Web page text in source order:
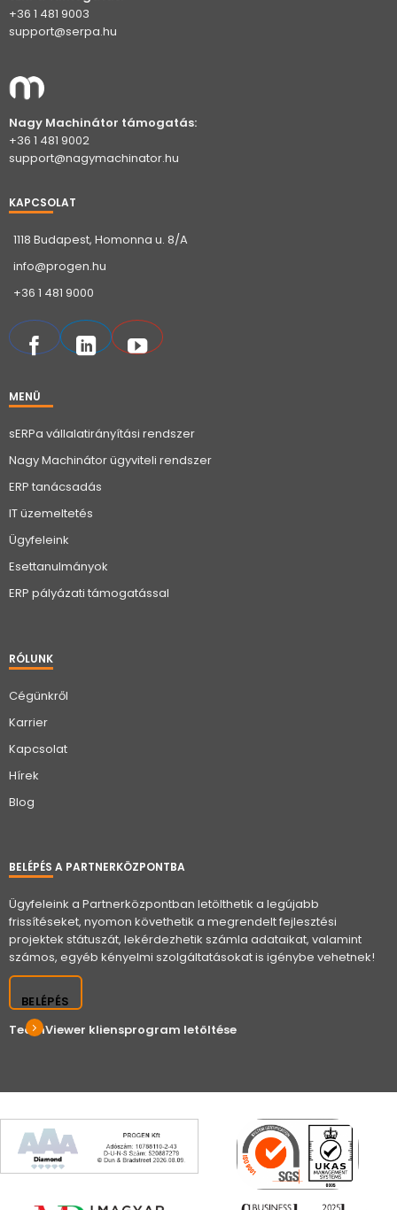
+36 1 481 9003
support@serpa.hu
Nagy Machinátor támogatás:
+36 1 481 9002
support@nagymachinator.hu
KAPCSOLAT
1118 Budapest, Homonna u. 8/A
info@progen.hu
+36 1 481 9000
MENÜ
sERPa vállalatirányítási rendszer
Nagy Machinátor ügyviteli rendszer
ERP tanácsadás
IT üzemeltetés
Ügyfeleink
Esettanulmányok
ERP pályázati támogatással
RÓLUNK
Cégünkről
Karrier
Kapcsolat
Hírek
Blog
BELÉPÉS A PARTNERKÖZPONTBA
Ügyfeleink a Partnerközpontban letölthetik a legújabb
frissítéseket, nyomon követhetik a megrendelt fejlesztési
projektek státuszát, lekérdezhetik számla adataikat, valamint
számos, egyéb kényelmi szolgáltatásokat is igénybe vehetnek!
BELÉPÉS
TeamViewer kliensprogram letöltése